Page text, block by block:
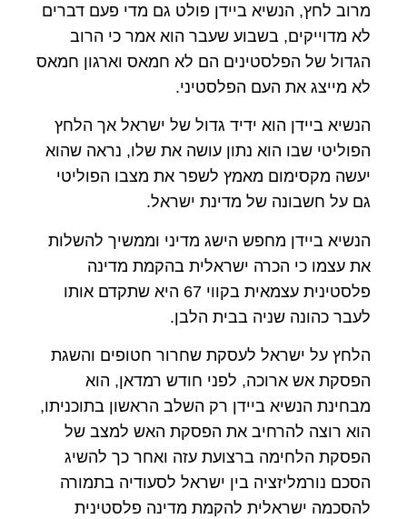
מרוב לחץ, הנשיא ביידן פולט גם מדי פעם דברים
לא מדוייקים, בשבוע שעבר הוא אמר כי הרוב
הגדול של הפלסטינים הם לא חמאס וארגון חמאס
לא מייצג את העם הפלסטיני.
הנשיא ביידן הוא ידיד גדול של ישראל אך הלחץ
הפוליטי שבו הוא נתון עושה את שלו, נראה שהוא
יעשה מקסימום מאמץ לשפר את מצבו הפוליטי
גם על חשבונה של מדינת ישראל.
הנשיא ביידן מחפש הישג מדיני וממשיך להשלות
את עצמו כי הכרה ישראלית בהקמת מדינה
פלסטינית עצמאית בקווי 67 היא שתקדם אותו
לעבר כהונה שניה בבית הלבן.
הלחץ על ישראל לעסקת שחרור חטופים והשגת
הפסקת אש ארוכה, לפני חודש רמדאן, הוא
מבחינת הנשיא ביידן רק השלב הראשון בתוכניתו,
הוא רוצה להרחיב את הפסקת האש למצב של
הפסקת הלחימה ברצועת עזה ואחר כך להשיג
הסכם נורמליזציה בין ישראל לסעודיה בתמורה
להסכמה ישראלית להקמת מדינה פלסטינית